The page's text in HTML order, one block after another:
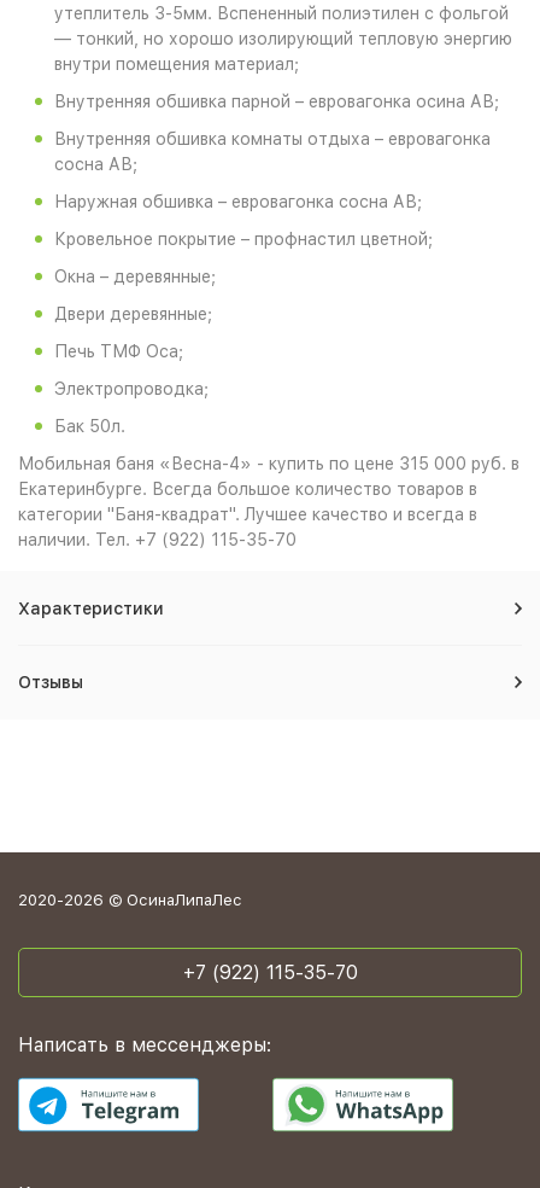
утеплитель 3-5мм. Вспененный полиэтилен с фольгой
— тонкий, но хорошо изолирующий тепловую энергию
внутри помещения материал;
Внутренняя обшивка парной – евровагонка осина АВ;
Внутренняя обшивка комнаты отдыха – евровагонка
сосна АВ;
Наружная обшивка – евровагонка сосна АВ;
Кровельное покрытие – профнастил цветной;
Окна – деревянные;
Двери деревянные;
Печь ТМФ Оса;
Электропроводка;
Бак 50л.
Мобильная баня «Весна-4» - купить по цене 315 000 руб. в
Екатеринбурге. Всегда большое количество товаров в
категории "Баня-квадрат". Лучшее качество и всегда в
наличии. Тел. +7 (922) 115-35-70
Характеристики
Отзывы
2020-2026 © ОсинаЛипаЛес
+7 (922) 115-35-70
Написать в мессенджеры: